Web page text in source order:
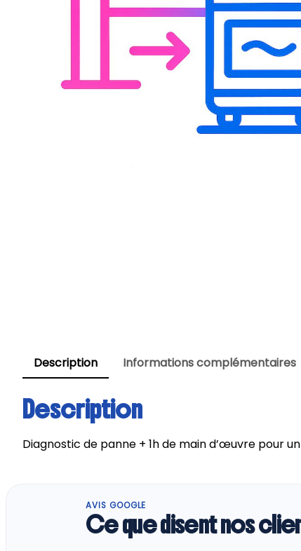
Description
Informations complémentaires
Description
Diagnostic de panne + 1h de main d’œuvre pour
AVIS GOOGLE
Ce que disent nos